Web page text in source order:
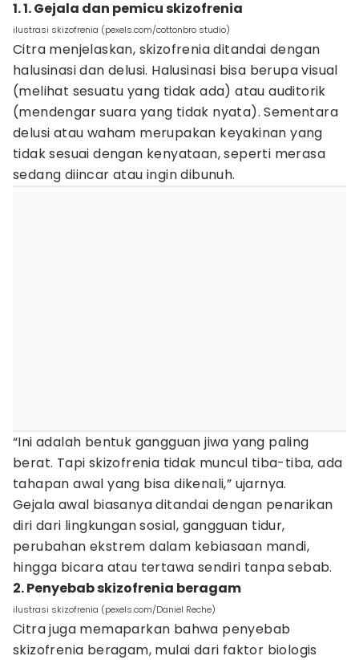
1. 1. Gejala dan pemicu skizofrenia
ilustrasi skizofrenia (pexels.com/cottonbro studio)
Citra menjelaskan, skizofrenia ditandai dengan
halusinasi dan delusi. Halusinasi bisa berupa visual
(melihat sesuatu yang tidak ada) atau auditorik
(mendengar suara yang tidak nyata). Sementara
delusi atau waham merupakan keyakinan yang
tidak sesuai dengan kenyataan, seperti merasa
sedang diincar atau ingin dibunuh.
“Ini adalah bentuk gangguan jiwa yang paling
berat. Tapi skizofrenia tidak muncul tiba-tiba, ada
tahapan awal yang bisa dikenali,” ujarnya.
Gejala awal biasanya ditandai dengan penarikan
diri dari lingkungan sosial, gangguan tidur,
perubahan ekstrem dalam kebiasaan mandi,
hingga bicara atau tertawa sendiri tanpa sebab.
2. Penyebab skizofrenia beragam
ilustrasi skizofrenia (pexels.com/Daniel Reche)
Citra juga memaparkan bahwa penyebab
skizofrenia beragam, mulai dari faktor biologis